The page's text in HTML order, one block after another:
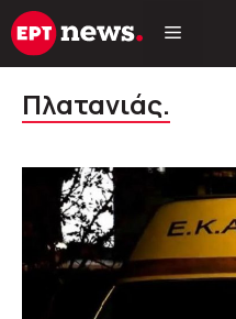
Μετάβαση
σε
Πλατανιάς.